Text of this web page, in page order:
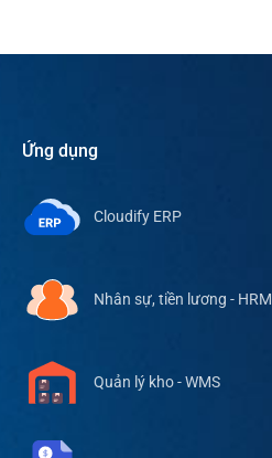
Ứng dụng
Cloudify ERP
Nhân sự, tiền lương - HRM
Quản lý kho - WMS